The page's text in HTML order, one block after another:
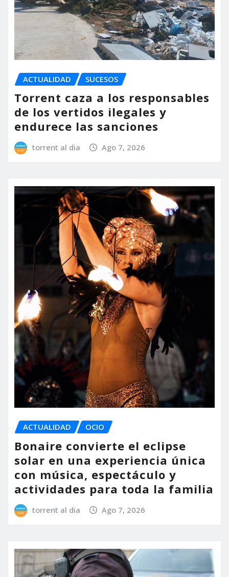
ACTUALIDAD SUCESOS
Torrent caza a los responsables
de los vertidos ilegales y
endurece las sanciones
torrent al dia Ago 7, 2026
ACTUALIDAD OCIO
Bonaire convierte el eclipse
solar en una experiencia única
con música, espectáculo y
actividades para toda la familia
torrent al dia Ago 7, 2026